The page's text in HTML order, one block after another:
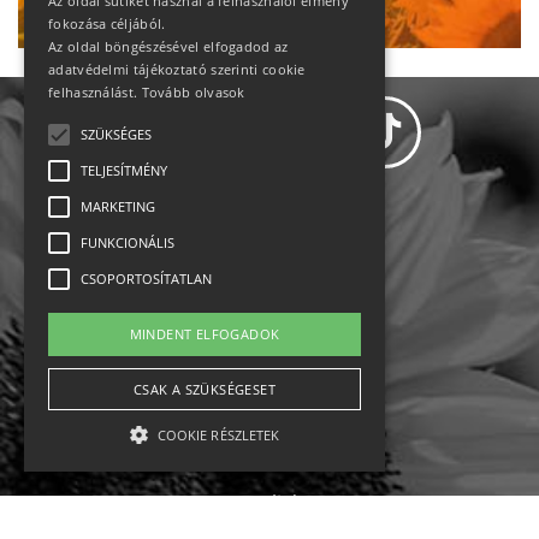
Állásajánlatok
Impresszum-kapcsolat
Jogi nyilatkozat
English
fokozása céljából.
Az oldal böngészésével elfogadod az
adatvédelmi tájékoztató szerinti cookie
felhasználást. Tovább olvasok
SZÜKSÉGES
TELJESÍTMÉNY
MARKETING
FUNKCIONÁLIS
CSOPORTOSÍTATLAN
MINDENT ELFOGADOK
CSAK A SZÜKSÉGESET
COOKIE RÉSZLETEK